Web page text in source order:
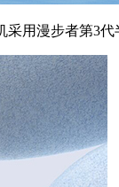
用漫步者第3代